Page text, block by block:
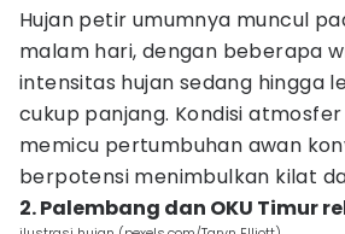
Hujan petir umumnya muncul
malam hari, dengan beberapa
intensitas hujan sedang hingga
cukup panjang. Kondisi
memicu pertumbuhan awan
berpotensi menimbulkan kilat
2. Palembang dan OKU Timur